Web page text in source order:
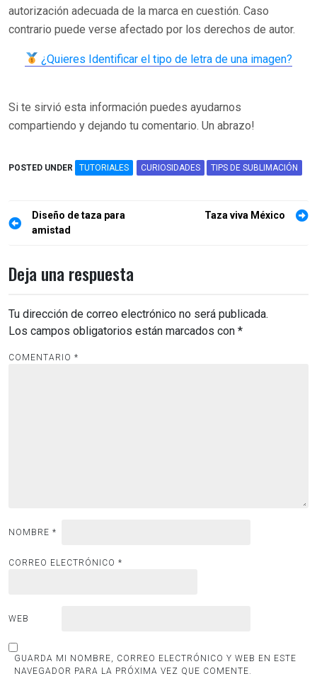
autorización adecuada de la marca en cuestión. Caso
contrario puede verse afectado por los derechos de autor.
¿Quieres Identificar el tipo de letra de una imagen?
Si te sirvió esta información puedes ayudarnos
compartiendo y dejando tu comentario. Un abrazo!
POSTED UNDER TUTORIALES CURIOSIDADES TIPS DE SUBLIMACIÓN
Navegación
de
Diseño de taza para
amistad
Taza viva México
Deja una respuesta
Tu dirección de correo electrónico no será publicada.
Los campos obligatorios están marcados con *
COMENTARIO *
NOMBRE *
CORREO ELECTRÓNICO *
WEB
GUARDA MI NOMBRE, CORREO ELECTRÓNICO Y WEB EN ESTE
NAVEGADOR PARA LA PRÓXIMA VEZ QUE COMENTE.